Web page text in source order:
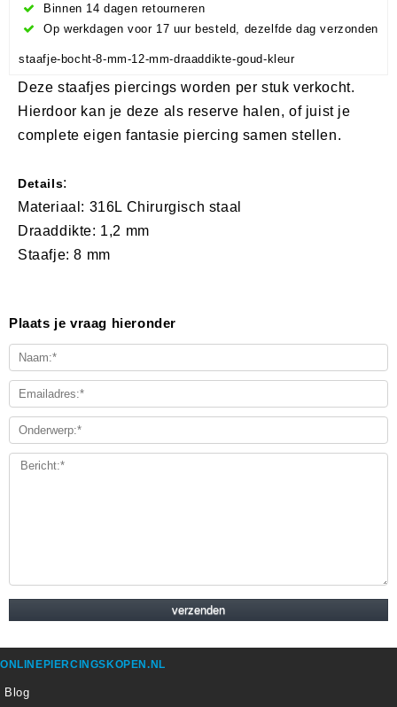
Binnen 14 dagen retourneren
Op werkdagen voor 17 uur besteld, dezelfde dag verzonden
staafje-bocht-8-mm-12-mm-draaddikte-goud-kleur
Deze staafjes piercings worden per stuk verkocht.
Hierdoor kan je deze als reserve halen, of juist je
complete eigen fantasie piercing samen stellen.
Details:
Materiaal: 316L Chirurgisch staal
Draaddikte: 1,2 mm
Staafje: 8 mm
Plaats je vraag hieronder
ONLINEPIERCINGSKOPEN.NL
Blog